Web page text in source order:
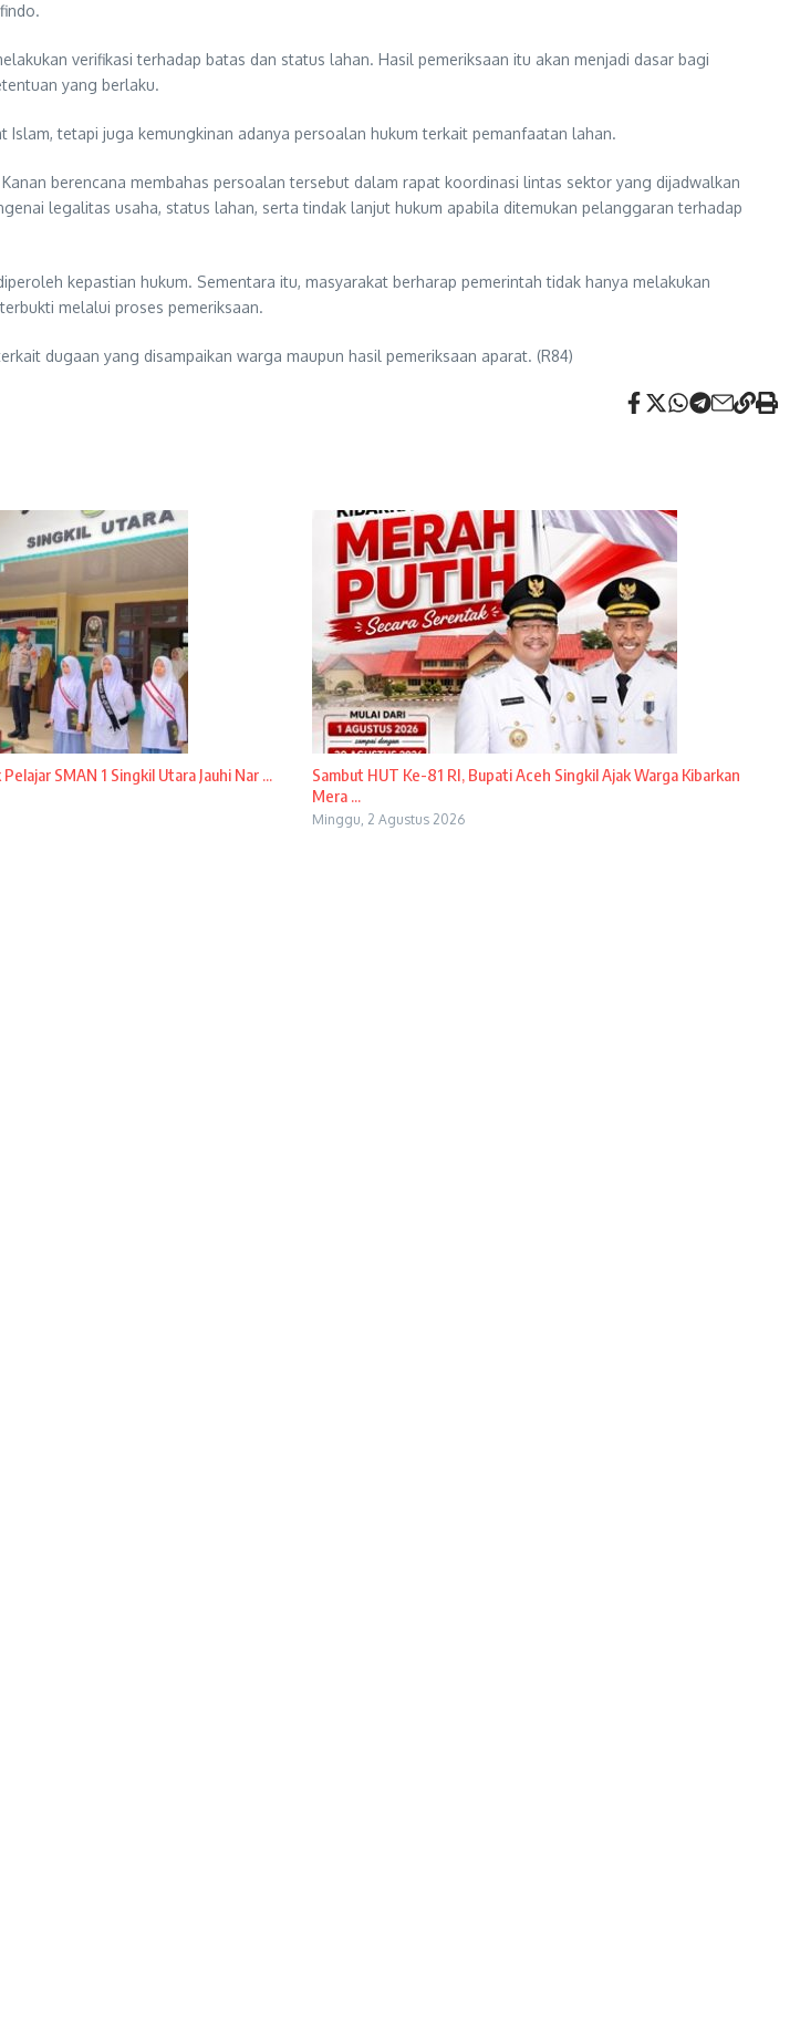
verifikasi terhadap batas dan status lahan. Hasil pemeriksaan itu akan menjadi dasar bagi
yang berlaku.
tetapi juga kemungkinan adanya persoalan hukum terkait pemanfaatan lahan.
berencana membahas persoalan tersebut dalam rapat koordinasi lintas sektor yang dijadwalkan
legalitas usaha, status lahan, serta tindak lanjut hukum apabila ditemukan pelanggaran terhadap
kepastian hukum. Sementara itu, masyarakat berharap pemerintah tidak hanya melakukan
melalui proses pemeriksaan.
dugaan yang disampaikan warga maupun hasil pemeriksaan aparat. (R84)
SMAN 1 Singkil Utara Jauhi Nar ...
Sambut HUT Ke-81 RI, Bupati Aceh Singkil Ajak Warga Kibarkan
Mera ...
Minggu, 2 Agustus 2026